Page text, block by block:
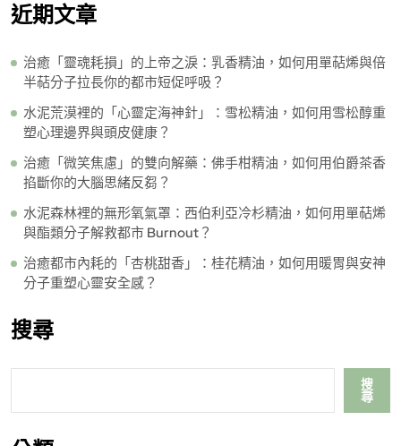
近期文章
治癒「靈魂耗損」的上帝之淚：乳香精油，如何用單萜烯與倍
半萜分子拉長你的都市短促呼吸？
水泥荒漠裡的「心靈定海神針」：雪松精油，如何用雪松醇重
塑心理邊界與頭皮健康？
治癒「微笑焦慮」的雙向解藥：佛手柑精油，如何用伯爵茶香
掐斷你的大腦思緒反芻？
水泥森林裡的無形氧氣罩：西伯利亞冷杉精油，如何用單萜烯
與酯類分子解救都市 Burnout？
治癒都市內耗的「杏桃甜香」：桂花精油，如何用暖胃與安神
分子重塑心靈安全感？
搜尋
搜
尋